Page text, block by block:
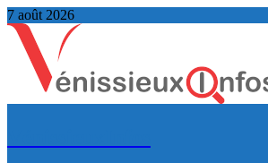
7 août 2026